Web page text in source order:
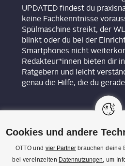
UPDATED findest du
keine Fachkenntnisse
Spülmaschine streikt, der
blinkt oder du bei der
Smartphones nicht
Redakteur*innen bieten dir
Ratgebern und leicht
genau die Hilfe, die du
Cookies und andere
OTTO und vier Partnerbrauchen deine
bei vereinzelten Datennutzungen, um